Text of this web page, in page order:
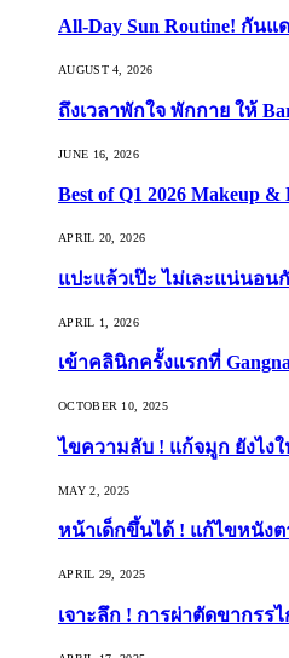
All-Day Sun Routine! กันแ
AUGUST 4, 2026
ถึงเวลาพักใจ พักกาย ให้
JUNE 16, 2026
Best of Q1 2026 Makeup
APRIL 20, 2026
แปะแล้วเป๊ะ ไม่เละแน่นอน
APRIL 1, 2026
เข้าคลินิกครั้งแรกที่
OCTOBER 10, 2025
ไขความลับ ! แก้จมูก ยังไง
MAY 2, 2025
หน้าเด็กขึ้นได้ ! แก้ไขหนัง
APRIL 29, 2025
เจาะลึก ! การผ่าตัดขากร